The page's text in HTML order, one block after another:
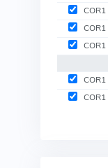
COR1
COR1
COR1
COR1
COR1